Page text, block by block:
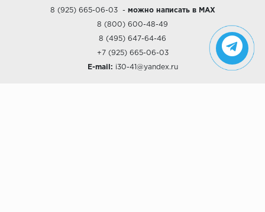
8 (925) 665-06-03- можно написать в MAX
8 (800) 600-48-49
8 (495) 647-64-46
+7 (925) 665-06-03
E-mail: i30-41@yandex.ru